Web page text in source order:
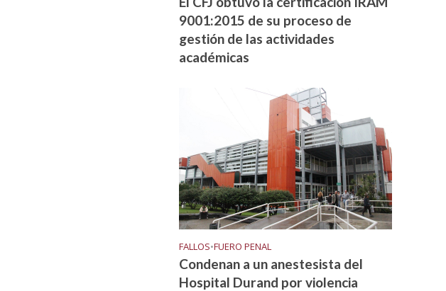
9001:2015 de su proceso de
gestión de las actividades
académicas
FALLOS•FUERO PENAL
Condenan a un anestesista del
Hospital Durand por violencia